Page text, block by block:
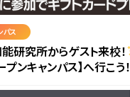
パス
研究所からゲスト来校！
プンキャンパス】へ行こう！